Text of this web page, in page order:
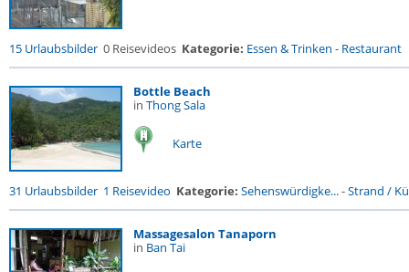
15 Urlaubsbilder 0 Reisevideos Kategorie: Essen & Trinken - Restaurant
Bottle Beach
in Thong Sala
Karte
31 Urlaubsbilder 1 Reisevideo Kategorie: Sehenswürdigke...-Strand /
Massagesalon Tanaporn
in Ban Tai